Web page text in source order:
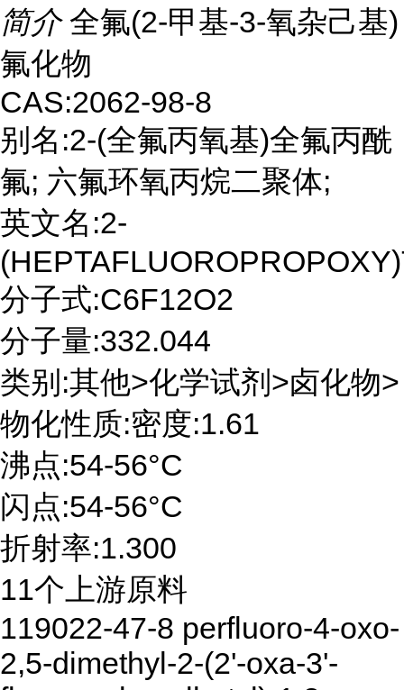
简介 全氟(2-甲基-3-氧杂己基)
氟化物
CAS:2062-98-8
别名:2-(全氟丙氧基)全氟丙酰
氟; 六氟环氧丙烷二聚体;
英文名:2-
分子式:C6F12O2
分子量:332.044
类别:其他>化学试剂>卤化物>
物化性质:密度:1.61
沸点:54-56°C
闪点:54-56°C
折射率:1.300
11个上游原料
119022-47-8 perfluoro-4-oxo-
2,5-dimethyl-2-(2'-oxa-3'-